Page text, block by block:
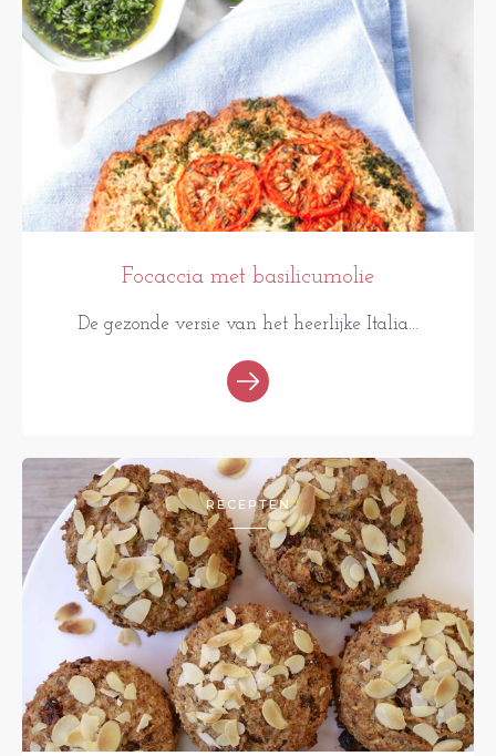
Focaccia met basilicumolie
De gezonde versie van het heerlijke Italia...
RECEPTEN